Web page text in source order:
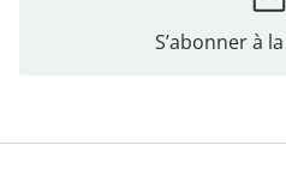
S’abonner à